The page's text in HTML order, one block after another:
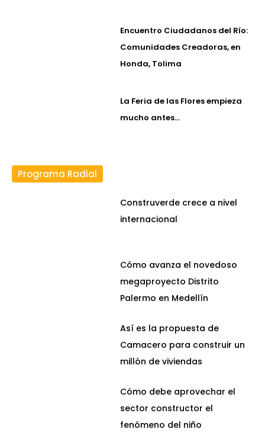
Encuentro Ciudadanos del Río:
Comunidades Creadoras, en
Honda, Tolima
La Feria de las Flores empieza
mucho antes…
Programa Radial
Construverde crece a nivel
internacional
Cómo avanza el novedoso
megaproyecto Distrito
Palermo en Medellín
Así es la propuesta de
Camacero para construir un
millón de viviendas
Cómo debe aprovechar el
sector constructor el
fenómeno del niño